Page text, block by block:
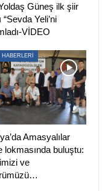
konuya
ormanlarını
katillerini
sorumludur. Betona
doğayı
artık yeter” denildi.
Güneş ilk şiir
“Sevda Yeli’ni
VİDEO
Amasyalılar
lokmasında buluştu:
ve